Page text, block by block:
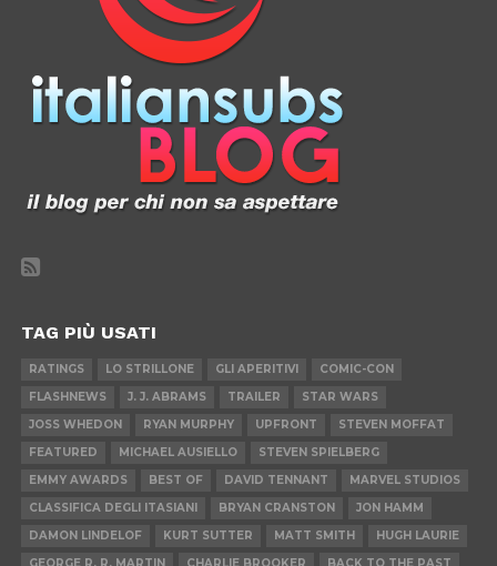
TAG PIÙ USATI
RATINGS LO STRILLONE GLI APERITIVI
COMIC-CON
FLASHNEWS
J. J. ABRAMS TRAILER
STAR WARS
JOSS WHEDON
RYAN MURPHY UPFRONT
STEVEN MOFFAT
FEATURED
MICHAEL AUSIELLO
STEVEN SPIELBERG
EMMY AWARDS
BEST OF DAVID TENNANT
MARVEL STUDIOS
CLASSIFICA DEGLI ITASIANI
BRYAN CRANSTON
JON HAMM
DAMON LINDELOF
KURT SUTTER MATT SMITH
HUGH LAURIE
GEORGE R. R. MARTIN
CHARLIE BROOKER BACK TO THE PAST